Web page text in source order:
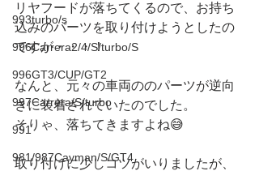
993turbo/s
996Carrera2/4/S/turbo/S
996GT3/CUP/GT2
997Carrera/S/turbo
991
981/987Cayman/S/GT4
リヤフードが落ちてくるので、お持ち
込みのパーツを取り付けようとしたの
ですが・・・！
なんと、元々の車両ののパーツが逆向
きに装着されていたのでした。
そりゃ、落ちてきますよね😅
取り付けに少しコツがいりましたが、